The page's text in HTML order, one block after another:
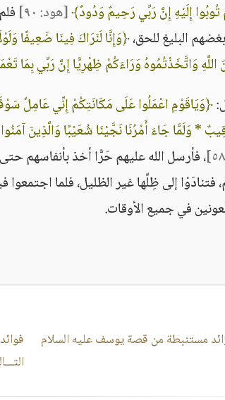
إِلَيْهِ إِنَّ رَبِّي رَحِيمٌ وَدُودٌ﴾[هود: ٩٠]
البليغ للحق،﴿وَإِنَّا لَنَرَاكَ فِينَا ضَعِيفًا
وَاتَّخَذْتُمُوهُ وَرَاءَكُمْ ظِهْرِيًّا إِنَّ رَبِّي بِمَا
﴿وَيَاقَوْمِ اعْمَلُوا عَلَى مَكَانَتِكُمْ إِنِّي عَامِلٌ
* وَلَمَّا جَاءَ أَمْرُنَا نَجَّيْنَا شُعَيْبًا وَالَّذِينَ
، فأرسل الله عليهم حَرًّا أخذ بأنفاسهم
فتنادَوْا إلى ظِلِّها غير الظليل، فلما
في جميع الأوقات.
مستنبطة من قصة يوسف عليه السلام